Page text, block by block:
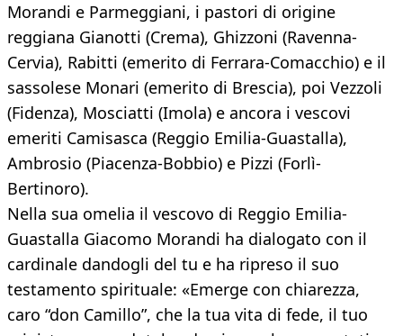
Morandi e Parmeggiani, i pastori di origine
reggiana Gianotti (Crema), Ghizzoni (Ravenna-
Cervia), Rabitti (emerito di Ferrara-Comacchio) e il
sassolese Monari (emerito di Brescia), poi Vezzoli
(Fidenza), Mosciatti (Imola) e ancora i vescovi
emeriti Camisasca (Reggio Emilia-Guastalla),
Ambrosio (Piacenza-Bobbio) e Pizzi (Forlì-
Bertinoro).
Nella sua omelia il vescovo di Reggio Emilia-
Guastalla Giacomo Morandi ha dialogato con il
cardinale dandogli del tu e ha ripreso il suo
testamento spirituale: «Emerge con chiarezza,
caro “don Camillo”, che la tua vita di fede, il tuo